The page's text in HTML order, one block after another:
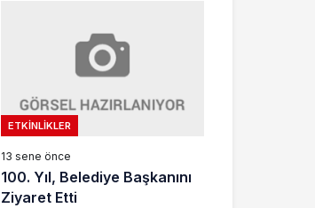
ETKINLIKLER
13 sene önce
100. Yıl, Belediye Başkanını
Ziyaret Etti